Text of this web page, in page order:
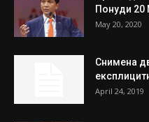
Понуди
May 20, 2020
Снимена
April 24, 2019